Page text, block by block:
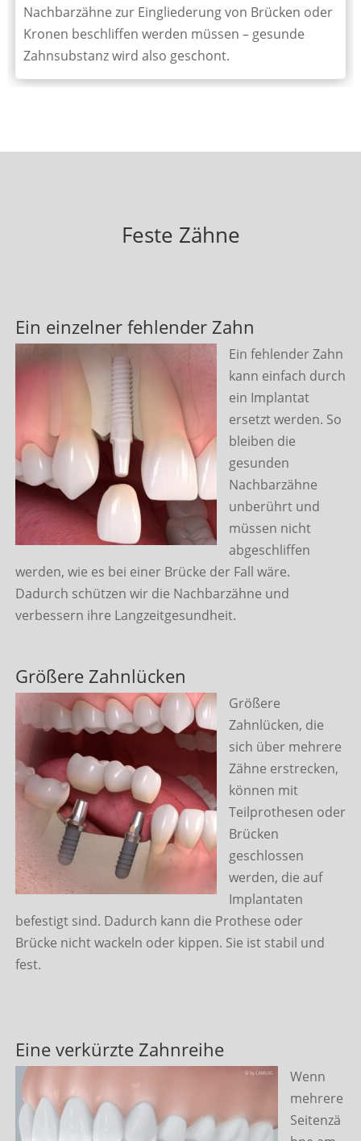
Nachbarzähne zur Eingliederung von Brücken oder
Kronen beschliffen werden müssen – gesunde
Zahnsubstanz wird also geschont.
Feste Zähne
Ein einzelner fehlender Zahn
Ein fehlender Zahn
kann einfach durch
ein Implantat
ersetzt werden. So
bleiben die
gesunden
Nachbarzähne
unberührt und
müssen nicht
abgeschliffen
werden, wie es bei einer Brücke der Fall wäre.
Dadurch schützen wir die Nachbarzähne und
verbessern ihre Langzeitgesundheit.
Größere Zahnlücken
Größere
Zahnlücken, die
sich über mehrere
Zähne erstrecken,
können mit
Teilprothesen oder
Brücken
geschlossen
werden, die auf
Implantaten
befestigt sind. Dadurch kann die Prothese oder
Brücke nicht wackeln oder kippen. Sie ist stabil und
fest.
Eine verkürzte Zahnreihe
Wenn
mehrere
Seitenzä